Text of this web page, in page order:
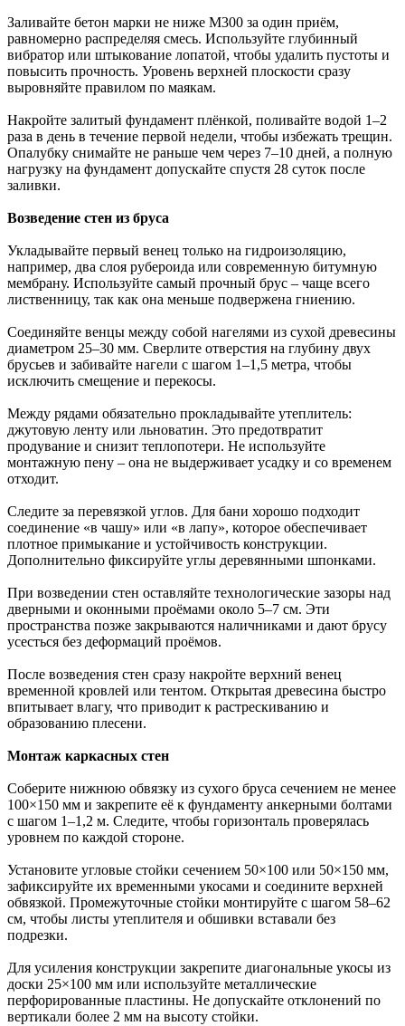
Заливайте бетон марки не ниже М300 за один приём,
равномерно распределяя смесь. Используйте глубинный
вибратор или штыкование лопатой, чтобы удалить пустоты и
повысить прочность. Уровень верхней плоскости сразу
выровняйте правилом по маякам.
Накройте залитый фундамент плёнкой, поливайте водой 1–2
раза в день в течение первой недели, чтобы избежать трещин.
Опалубку снимайте не раньше чем через 7–10 дней, а полную
нагрузку на фундамент допускайте спустя 28 суток после
заливки.
Возведение стен из бруса
Укладывайте первый венец только на гидроизоляцию,
например, два слоя рубероида или современную битумную
мембрану. Используйте самый прочный брус – чаще всего
лиственницу, так как она меньше подвержена гниению.
Соединяйте венцы между собой нагелями из сухой древесины
диаметром 25–30 мм. Сверлите отверстия на глубину двух
брусьев и забивайте нагели с шагом 1–1,5 метра, чтобы
исключить смещение и перекосы.
Между рядами обязательно прокладывайте утеплитель:
джутовую ленту или льноватин. Это предотвратит
продувание и снизит теплопотери. Не используйте
монтажную пену – она не выдерживает усадку и со временем
отходит.
Следите за перевязкой углов. Для бани хорошо подходит
соединение «в чашу» или «в лапу», которое обеспечивает
плотное примыкание и устойчивость конструкции.
Дополнительно фиксируйте углы деревянными шпонками.
При возведении стен оставляйте технологические зазоры над
дверными и оконными проёмами около 5–7 см. Эти
пространства позже закрываются наличниками и дают брусу
усесться без деформаций проёмов.
После возведения стен сразу накройте верхний венец
временной кровлей или тентом. Открытая древесина быстро
впитывает влагу, что приводит к растрескиванию и
образованию плесени.
Монтаж каркасных стен
Соберите нижнюю обвязку из сухого бруса сечением не менее
100×150 мм и закрепите её к фундаменту анкерными болтами
с шагом 1–1,2 м. Следите, чтобы горизонталь проверялась
уровнем по каждой стороне.
Установите угловые стойки сечением 50×100 или 50×150 мм,
зафиксируйте их временными укосами и соедините верхней
обвязкой. Промежуточные стойки монтируйте с шагом 58–62
см, чтобы листы утеплителя и обшивки вставали без
подрезки.
Для усиления конструкции закрепите диагональные укосы из
доски 25×100 мм или используйте металлические
перфорированные пластины. Не допускайте отклонений по
вертикали более 2 мм на высоту стойки.